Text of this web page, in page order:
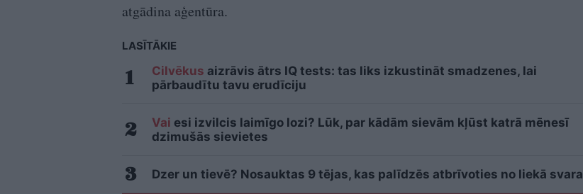
atgādina aģentūra.
LASĪTĀKIE
Cilvēkus aizrāvis ātrs IQ tests: tas liks izkustināt smadzenes, lai
pārbaudītu tavu erudīciju
Vai esi izvilcis laimīgo lozi? Lūk, par kādām sievām kļūst katrā mēnesī
dzimušās sievietes
Dzer un tievē? Nosauktas 9 tējas, kas palīdzēs atbrīvoties no liekā svara